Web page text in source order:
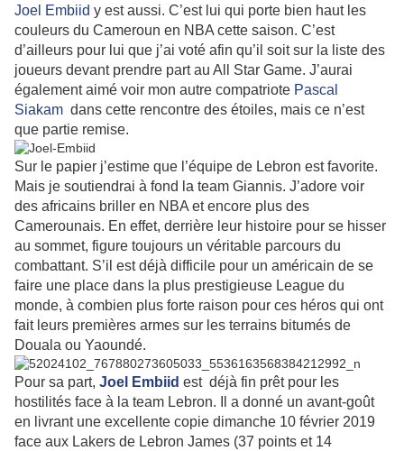
Joel Embiid y est aussi. C’est lui qui porte bien haut les
couleurs du Cameroun en NBA cette saison. C’est
d’ailleurs pour lui que j’ai voté afin qu’il soit sur la liste des
joueurs devant prendre part au All Star Game. J’aurai
également aimé voir mon autre compatriote Pascal
Siakam dans cette rencontre des étoiles, mais ce n’est
que partie remise.
Sur le papier j’estime que l’équipe de Lebron est favorite.
Mais je soutiendrai à fond la team Giannis. J’adore voir
des africains briller en NBA et encore plus des
Camerounais. En effet, derrière leur histoire pour se hisser
au sommet, figure toujours un véritable parcours du
combattant. S’il est déjà difficile pour un américain de se
faire une place dans la plus prestigieuse League du
monde, à combien plus forte raison pour ces héros qui ont
fait leurs premières armes sur les terrains bitumés de
Douala ou Yaoundé.
Pour sa part, Joel Embiid est déjà fin prêt pour les
hostilités face à la team Lebron. Il a donné un avant-goût
en livrant une excellente copie dimanche 10 février 2019
face aux Lakers de Lebron James (37 points et 14